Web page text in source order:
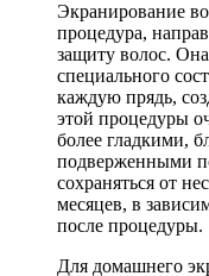
Экранирование
процедура,
защиту волос.
специального
каждую прядь,
этой процедуры
более гладкими,
подверженными
сохраняться от
месяцев, в
после процедуры.
Для домашнего